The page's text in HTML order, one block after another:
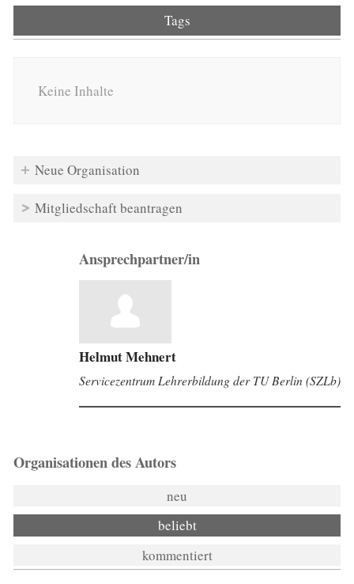
Tags
Keine Inhalte
Neue Organisation
Mitgliedschaft beantragen
Ansprechpartner/in
Helmut Mehnert
Servicezentrum Lehrerbildung der TU Berlin (SZLb)
Organisationen des Autors
neu
beliebt
kommentiert